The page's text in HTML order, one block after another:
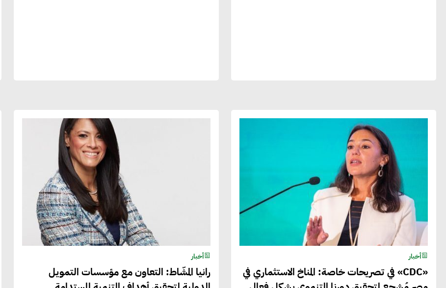
أخبار
«CDC» في تصريحات خاصة: المناخ الاستثماري في
أخبار
رانيا المشّاط: التعاون مع مؤسسات التمويل